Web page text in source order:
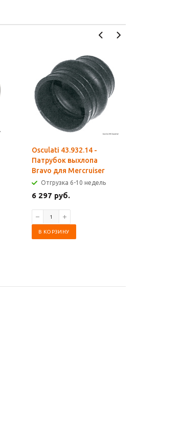
Osculati 43.932.14 -
Патрубок выхлопа
Bravo для Mercruiser
Отгрузка 6-10 недель
6 297 руб.
В КОРЗИНУ